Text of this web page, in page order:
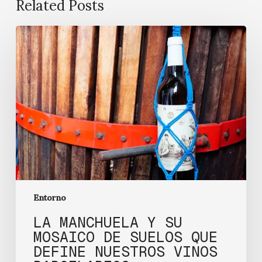
Related Posts
Entorno
La
Manchuela
y
su
mosaico
de
suelos
que
define
nuestros
vinos
parcelarios
LA MANCHUELA Y SU
MOSAICO DE SUELOS QUE
DEFINE NUESTROS VINOS